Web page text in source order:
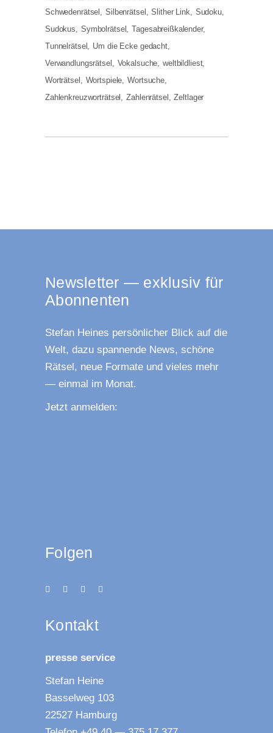
Schwedenrätsel
Silbenrätsel Slither Link
Sudoku
Sudokus
Symbolrätsel
Tagesabreißkalender
Tunnelrätsel
Um die Ecke gedacht
Verwandlungsrätsel
Vokalsuche
weltbildliest
Worträtsel
Wortspiele
Wortsuche
Zahlenkreuzworträtsel
Zahlenrätsel Zeltlager
News­let­ter — exklu­siv für
Abonnenten
Ste­fan Hei­nes per­sön­li­cher Blick auf die
Welt, dazu span­nen­de News, schö­ne
Rät­sel, neue For­ma­te und vie­les mehr
— ein­mal im Monat.
Jetzt anmel­den:
Folgen
Kon­takt
pres­se service
Ste­fan Heine
Bas­sel­weg 103
22527 Hamburg